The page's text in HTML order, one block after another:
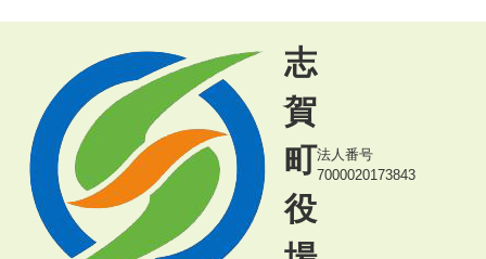
志
賀
町
役
法人番号
7000020173843